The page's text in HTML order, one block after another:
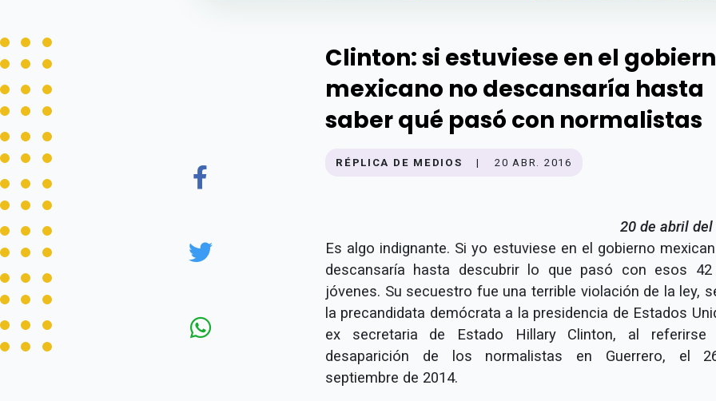
Clinton: si estuviese en el
mexicano no descansaría hasta
saber qué pasó con normalistas
RÉPLICA DE MEDIOS | 20 ABR. 2016
20 de abril del
Es algo indignante. Si yo estuviese en el gobierno
descansaría hasta descubrir lo que pasó con esos
jóvenes. Su secuestro fue una terrible violación de la ley,
la precandidata demócrata a la presidencia de Estados
ex secretaria de Estado Hillary Clinton, al
desaparición de los normalistas en Guerrero, el
septiembre de 2014.